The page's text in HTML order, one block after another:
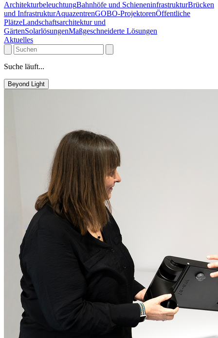
ArchitekturbeleuchtungBahnhöfe und SchieneninfrastrukturBrücken
und InfrastrukturAquazentrenGOBO-ProjektorenÖffentliche
PlätzeLandschaftsarchitektur und
GärtenSolarlösungenMaßgeschneiderte Lösungen
Aktuelles
Suche läuft...
Beyond Light